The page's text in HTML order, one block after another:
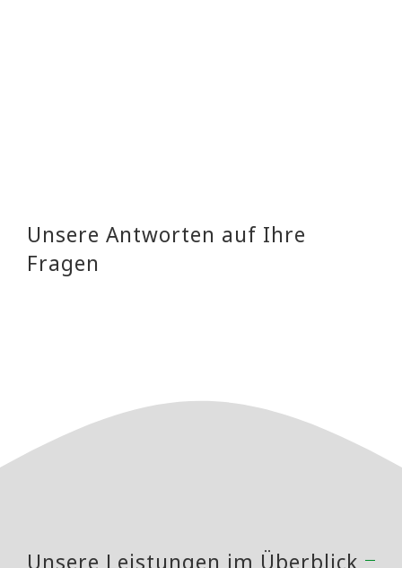
Unsere Antworten auf Ihre
Fragen
Unsere Leistungen im Überblick